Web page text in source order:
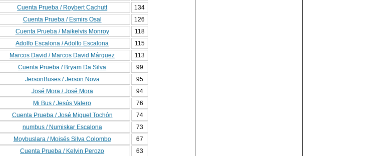
Cuenta Prueba / Roybert Cachutt
134
Cuenta Prueba / Esmirs Osal
126
Cuenta Prueba / Maikelvis Monroy
118
Adolfo Escalona / Adolfo Escalona
115
Marcos David / Marcos David Márquez
113
Cuenta Prueba / Bryam Da Silva
99
JersonBuses / Jerson Nova
95
José Mora / José Mora
94
Mi Bus / Jesús Valero
76
Cuenta Prueba / José Miguel Tochón
74
numbus / Numiskar Escalona
73
Moybuslara / Moisés Silva Colombo
67
Cuenta Prueba / Kelvin Perozo
63